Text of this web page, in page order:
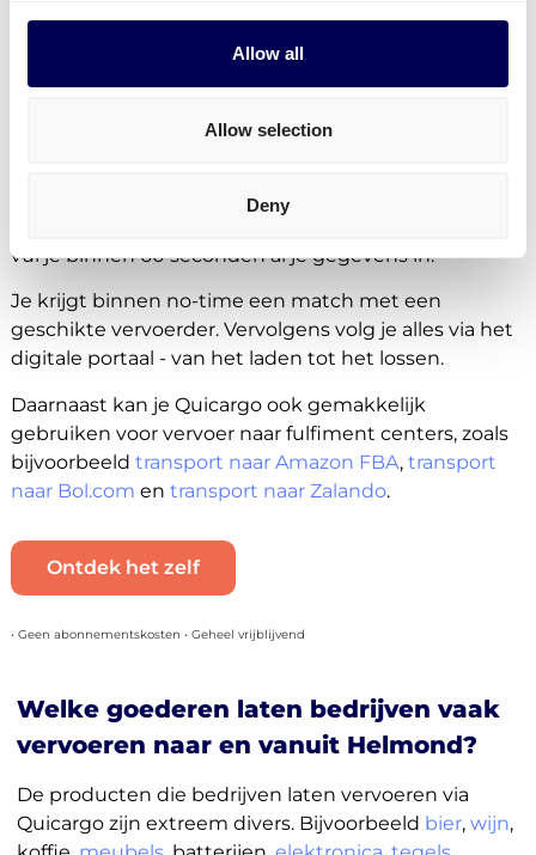
Allow all
Allow selection
Deny
transport Helmond
groupageenLTL
FTL) hebt - via Quicargo krijg je toegang tot zoveel
kwalitatief goede vervoerders, dat er altijd een
versturen van palletsen het
vul je binnen 60 seconden al je gegevens in.
Je krijgt binnen no-time een match met een
geschikte vervoerder. Vervolgens volg je alles via het
digitale portaal - van het laden tot het lossen.
Daarnaast kan je Quicargo ook gemakkelijk
gebruiken voor vervoer naar fulfiment centers, zoals
bijvoorbeeld transport naar Amazon FBA, transport
naar Bol.com en transport naar Zalando.
Ontdek het zelf
• Geen abonnementskosten • Geheel vrijblijvend
Welke goederen laten bedrijven vaak
vervoeren naar en vanuit Helmond?
De producten die bedrijven laten vervoeren via
Quicargo zijn extreem divers. Bijvoorbeeld bier, wijn,